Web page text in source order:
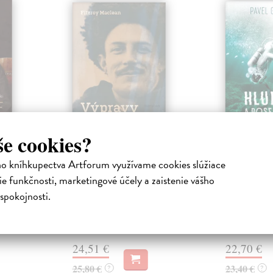
cookies?
kníhkupectva Artforum využívame cookies slúžiace
funkčnosti, marketingové účely a zaistenie vášho
s ním
své
Výpravy na Východ
Maclean Fitzroy| Kniha
Proslulé svědectví sira Fitzroye
Macleana o jeho diplomatickém a
24,51 €
25,80 € ?
romanticky
22,70 €
23,40 € ?